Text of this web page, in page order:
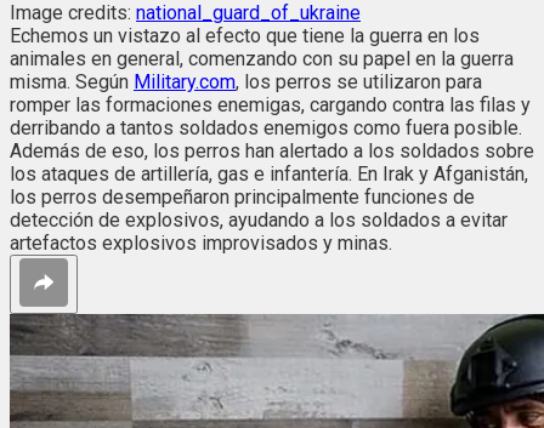
Image credits: national_guard_of_ukraine
Echemos un vistazo al efecto que tiene la guerra en los
animales en general, comenzando con su papel en la guerra
misma. Según Military.com, los perros se utilizaron para
romper las formaciones enemigas, cargando contra las filas y
derribando a tantos soldados enemigos como fuera posible.
Además de eso, los perros han alertado a los soldados sobre
los ataques de artillería, gas e infantería. En Irak y Afganistán,
los perros desempeñaron principalmente funciones de
detección de explosivos, ayudando a los soldados a evitar
artefactos explosivos improvisados y minas.